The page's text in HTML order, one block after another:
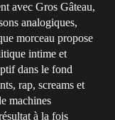
avec Gros Gâteau,
analogiques,
morceau propose
intime et
dans le fond
rap, screams et
machines
à la fois